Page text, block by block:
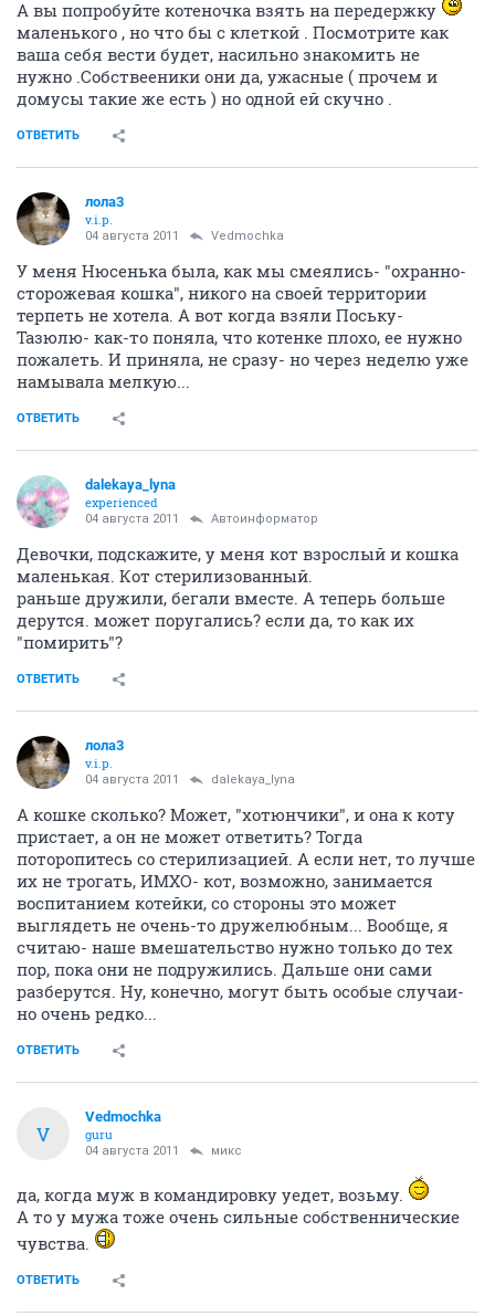
А вы попробуйте котеночка взять на передержку
маленького , но что бы с клеткой . Посмотрите как
ваша себя вести будет, насильно знакомить не
нужно .Собствееники они да, ужасные ( прочем и
домусы такие же есть ) но одной ей скучно .
ОТВЕТИТЬ
лола3
v.i.p.
04 августа 2011 Vedmochka
У меня Нюсенька была, как мы смеялись- "охранно-
сторожевая кошка", никого на своей территории
терпеть не хотела. А вот когда взяли Поську-
Тазюлю- как-то поняла, что котенке плохо, ее нужно
пожалеть. И приняла, не сразу- но через неделю уже
намывала мелкую...
ОТВЕТИТЬ
dalekaya_lyna
experienced
04 августа 2011 Автоинформатор
Девочки, подскажите, у меня кот взрослый и кошка
маленькая. Кот стерилизованный.
раньше дружили, бегали вместе. А теперь больше
дерутся. может поругались? если да, то как их
"помирить"?
ОТВЕТИТЬ
лола3
v.i.p.
04 августа 2011 dalekaya_lyna
А кошке сколько? Может, "хотюнчики", и она к коту
пристает, а он не может ответить? Тогда
поторопитесь со стерилизацией. А если нет, то лучше
их не трогать, ИМХО- кот, возможно, занимается
воспитанием котейки, со стороны это может
выглядеть не очень-то дружелюбным... Вообще, я
считаю- наше вмешательство нужно только до тех
пор, пока они не подружились. Дальше они сами
разберутся. Ну, конечно, могут быть особые случаи-
но очень редко...
ОТВЕТИТЬ
V
Vedmochka
guru
04 августа 2011 микс
да, когда муж в командировку уедет, возьму.
А то у мужа тоже очень сильные собственнические
чувства.
ОТВЕТИТЬ